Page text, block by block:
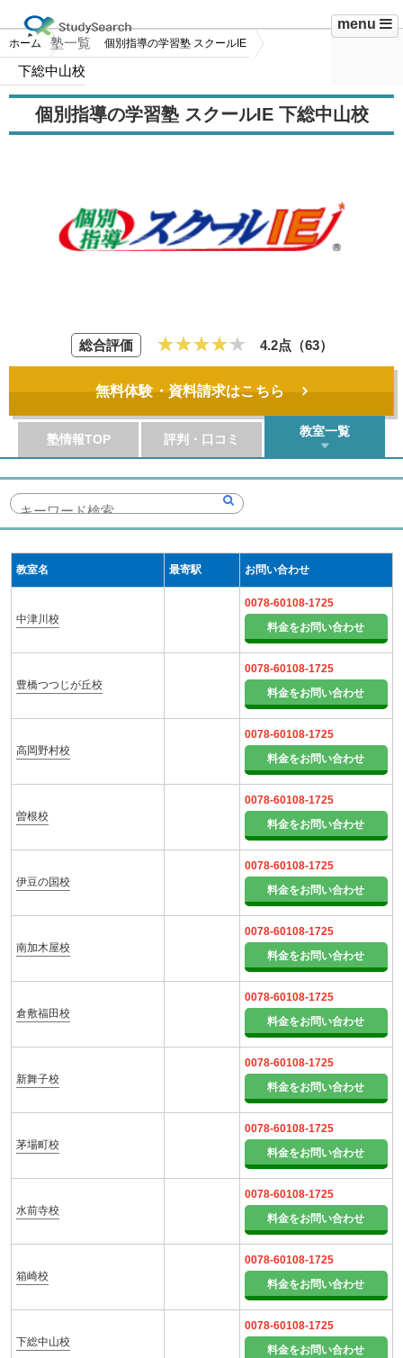
menu
ホーム 塾一覧 個別指導の学習塾 スクールIE
下総中山校
個別指導の学習塾 スクールIE 下総中山校
総合評価 4.2点（63）
無料体験・資料請求はこちら
塾情報TOP 評判・口コミ
教室一覧
教室名 最寄駅 お問い合わせ
中津川校
0078-60108-1725
料金をお問い合わせ
豊橋つつじが丘校
0078-60108-1725
料金をお問い合わせ
高岡野村校
0078-60108-1725
料金をお問い合わせ
曽根校
0078-60108-1725
料金をお問い合わせ
伊豆の国校
0078-60108-1725
料金をお問い合わせ
南加木屋校
0078-60108-1725
料金をお問い合わせ
倉敷福田校
0078-60108-1725
料金をお問い合わせ
新舞子校
0078-60108-1725
料金をお問い合わせ
茅場町校
0078-60108-1725
料金をお問い合わせ
水前寺校
0078-60108-1725
料金をお問い合わせ
箱崎校
0078-60108-1725
料金をお問い合わせ
下総中山校
0078-60108-1725
料金をお問い合わせ